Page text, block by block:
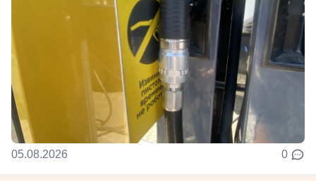
05.08.2026 0